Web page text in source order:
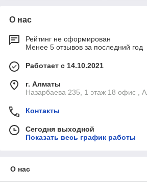
О нас
Рейтинг не сформирован
Менее 5 отзывов за последний год
Работает с 14.10.2021
г. Алматы
Назарбаева 235, 1 этаж 18 офис ,
Контакты
Сегодня выходной
Показать весь график работы
О нас